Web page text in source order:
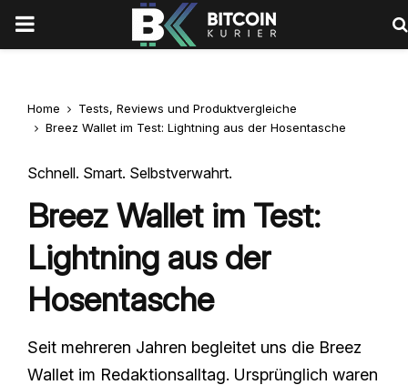
PRIMARY
Home
Tests, Reviews und Produktvergleiche
Breez Wallet im Test: Lightning aus der Hosentasche
Schnell. Smart. Selbstverwahrt.
Breez Wallet im Test:
Lightning aus der
Hosentasche
Seit mehreren Jahren begleitet uns die Breez
Wallet im Redaktionsalltag. Ursprünglich waren